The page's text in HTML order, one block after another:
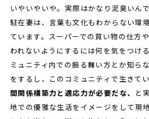
いやいやいや。実際はかなり泥臭いん
駐在妻は、言葉も文化もわからない環
ています。スーパーでの買い物の仕方
われないようにするには何を気をつけ
ミュニティ内での振る舞い方とか知ら
をするし、このコミュニティで生きて
間関係構築力と適応力が必要だな、 と
地での優雅な生活をイメージをして現